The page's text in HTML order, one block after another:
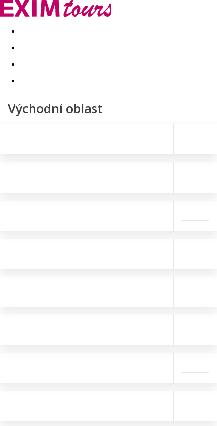
Akční nabídky Last minute
Východní oblast